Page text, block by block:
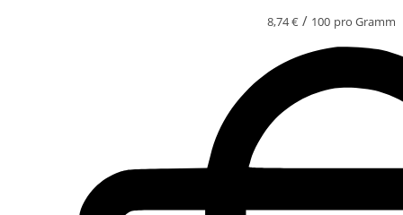
8,74€ / 100 pro Gramm